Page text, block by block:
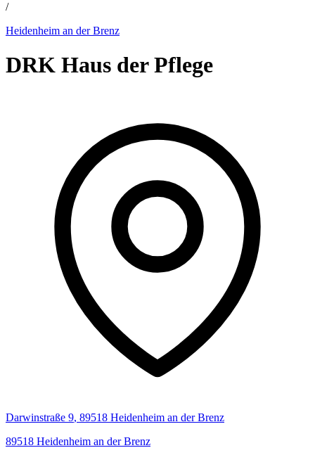
/
Heidenheim an der Brenz
DRK Haus der Pflege
Darwinstraße 9, 89518 Heidenheim an der Brenz
89518 Heidenheim an der Brenz